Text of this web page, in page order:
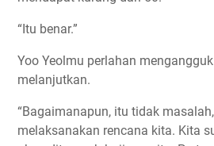
“Itu benar.”
Yoo Yeolmu perlahan
melanjutkan.
“Bagaimanapun, itu tidak
melaksanakan rencana kita. Kita